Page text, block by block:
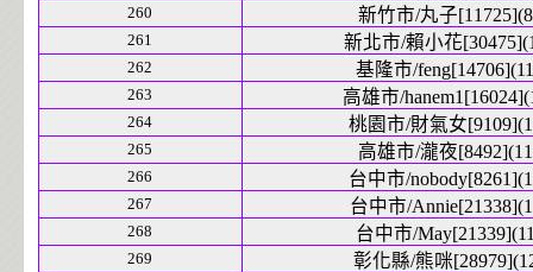
260 新竹市/丸子
261 新北市/賴小花
262 基隆市/
263 高雄市/
264 桃園市/財氣女
265 高雄市/瀧夜
266 台中市/
267 台中市/
268 台中市/
269 彰化縣/熊咪